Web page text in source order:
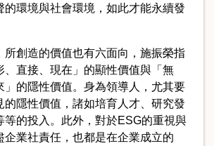
的環境與社會環境，如此才能永續發
所創造的價值也有六面向，施振榮指
、直接、現在」的顯性價值與「無
」的隱性價值。身為領導人，尤其要
的隱性價值，諸如培育人才、研究發
等的投入。此外，對於ESG的重視與
企業社責任，也都是在企業成立的